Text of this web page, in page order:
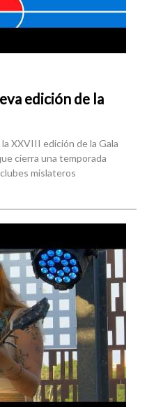
edición de la
XXVIII edición de la Gala
cierra una temporada
mislateros